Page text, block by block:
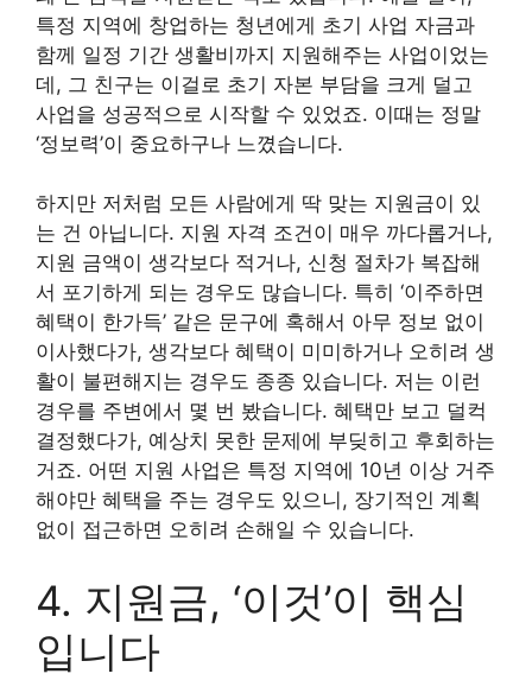
특정 지역에 창업하는 청년에게 초기 사업 자금과
함께 일정 기간 생활비까지 지원해주는 사업이었는
데, 그 친구는 이걸로 초기 자본 부담을 크게 덜고
사업을 성공적으로 시작할 수 있었죠. 이때는 정말
‘정보력’이 중요하구나 느꼈습니다.
하지만 저처럼 모든 사람에게 딱 맞는 지원금이 있
는 건 아닙니다. 지원 자격 조건이 매우 까다롭거나,
지원 금액이 생각보다 적거나, 신청 절차가 복잡해
서 포기하게 되는 경우도 많습니다. 특히 ‘이주하면
혜택이 한가득’ 같은 문구에 혹해서 아무 정보 없이
이사했다가, 생각보다 혜택이 미미하거나 오히려 생
활이 불편해지는 경우도 종종 있습니다. 저는 이런
경우를 주변에서 몇 번 봤습니다. 혜택만 보고 덜컥
결정했다가, 예상치 못한 문제에 부딪히고 후회하는
거죠. 어떤 지원 사업은 특정 지역에 10년 이상 거주
해야만 혜택을 주는 경우도 있으니, 장기적인 계획
없이 접근하면 오히려 손해일 수 있습니다.
4. 지원금, ‘이것’이 핵심
입니다